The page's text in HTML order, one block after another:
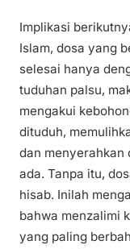
Implikasi
Islam, dosa yang
selesai hanya
tuduhan palsu,
mengakui
dituduh,
dan menyerahkan
ada. Tanpa itu,
hisab. Inilah
bahwa menzalimi
yang paling